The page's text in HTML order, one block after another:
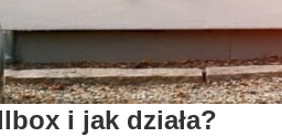
i jak działa?